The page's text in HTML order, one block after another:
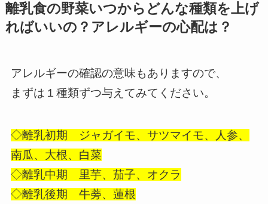
離乳食の野菜いつからどんな種類を上げ
ればいいの？アレルギーの心配は？
アレルギーの確認の意味もありますので、
まずは１種類ずつ与えてみてください。
◇離乳初期 ジャガイモ、サツマイモ、人参、
南瓜、大根、白菜
◇離乳中期 里芋、茄子、オクラ
◇離乳後期 牛蒡、蓮根